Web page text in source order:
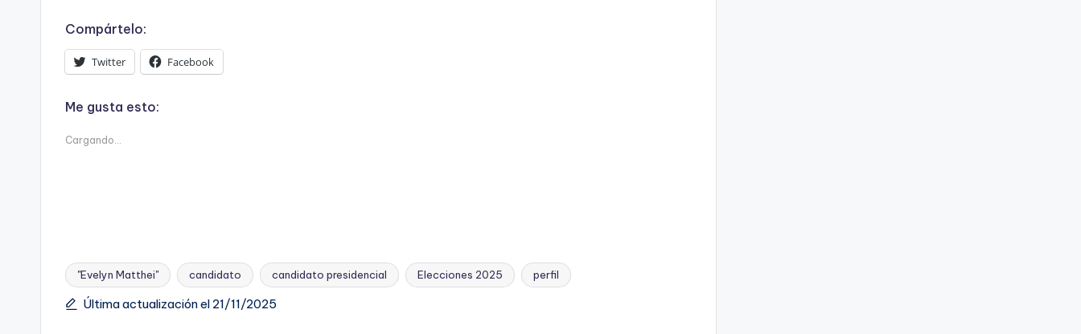
Compártelo:
Twitter Facebook
Me gusta esto:
Cargando...
Etiquetas:
"Evelyn Matthei" candidato candidato presidencial Elecciones 2025 perfil
Última actualización el 21/11/2025